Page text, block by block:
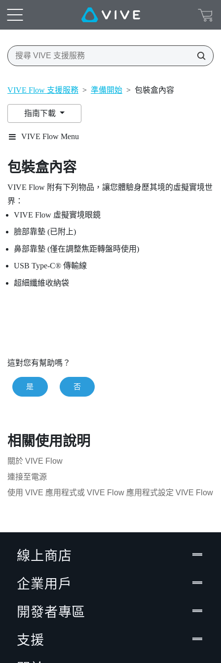
VIVE Flow 支援服務 > 準備開始 > 包裝盒內容
指南下載
VIVE Flow Menu
包裝盒內容
VIVE Flow 附有下列物品，讓您體驗身歷其境的虛擬實境世
界：
VIVE Flow虛擬實境眼鏡
臉部靠墊 (已附上)
鼻部靠墊 (僅在調整焦距轉盤時使用)
USB Type-C®傳輸線
超細纖維收納袋
這對您有幫助嗎？
是 否
相關使用說明
關於 VIVE Flow
連接至電源
使用 VIVE 應用程式或 VIVE Flow 應用程式設定 VIVE Flow
線上商店
企業用戶
開發者專區
支援